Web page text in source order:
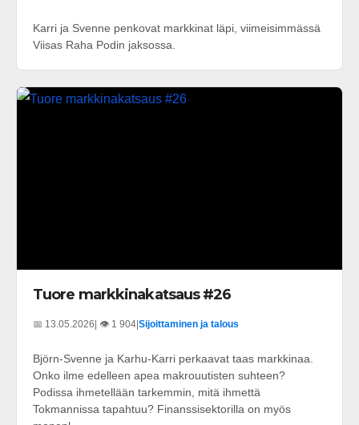
Karri ja Svenne penkovat markkinat läpi, viimeisimmässä
Viisas Raha Podin jaksossa.
Tuore markkinakatsaus #26
📅 13.05.2026 | 👁️ 1 904 Sijoittaminen ja talous
Björn-Svenne ja Karhu-Karri perkaavat taas markkinaa.
Onko ilme edelleen apea makrouutisten suhteen?
Podissa ihmetellään tarkemmin, mitä ihmettä
Tokmannissa tapahtuu? Finanssisektorilla on myös